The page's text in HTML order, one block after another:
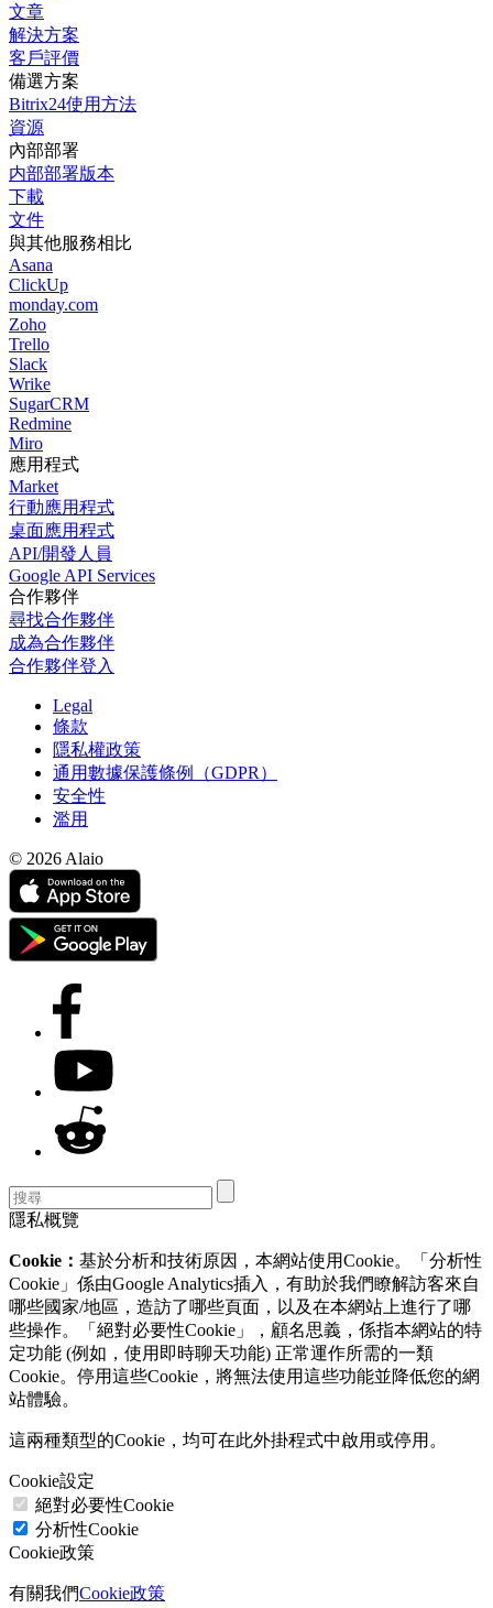
文章
解決方案
客戶評價
備選方案
Bitrix24使用方法
資源
內部部署
内部部署版本
下載
文件
與其他服務相比
Asana
ClickUp
monday.com
Zoho
Trello
Slack
Wrike
SugarCRM
Redmine
Miro
應用程式
Market
行動應用程式
桌面應用程式
API/開發人員
Google API Services
合作夥伴
尋找合作夥伴
成為合作夥伴
合作夥伴登入
Legal
條款
隱私權政策
通用數據保護條例（GDPR）
安全性
濫用
© 2026 Alaio
隱私概覽
Cookie： 基於分析和技術原因，本網站使用Cookie。「分析性
Cookie」係由Google Analytics插入，有助於我們瞭解訪客來自
哪些國家/地區，造訪了哪些頁面，以及在本網站上進行了哪
些操作。「絕對必要性Cookie」，顧名思義，係指本網站的特
定功能 (例如，使用即時聊天功能) 正常運作所需的一類
Cookie。停用這些Cookie，將無法使用這些功能並降低您的網
站體驗。
這兩種類型的Cookie，均可在此外掛程式中啟用或停用。
Cookie設定
絕對必要性Cookie
分析性Cookie
Cookie政策
有關我們Cookie政策